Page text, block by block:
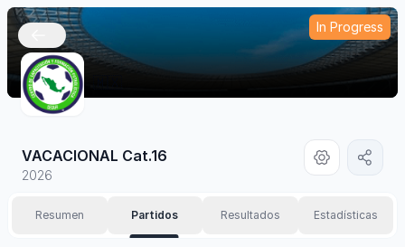
In Progress
VACACIONAL Cat.16
2026
Resumen Partidos Resultados Estadísticas